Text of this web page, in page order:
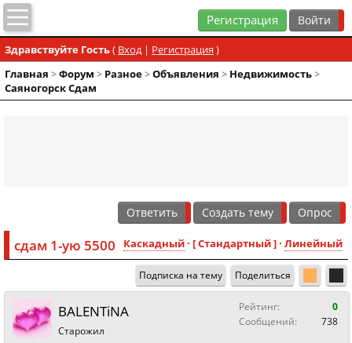
Регистрация
Здравствуйте Гость( Вход| Регистрация )
Главная >Форум > Разное>Объявления > Недвижимость>
Саяногорск Сдам
Ответить Создать тему Опрос
Каскадный· [ Стандартный ] · Линейный
сдам 1-ую 5500
Подписка на тему Поделиться
BALENTiNA
Старожил
Рейтинг:
0
Сообщений:
738